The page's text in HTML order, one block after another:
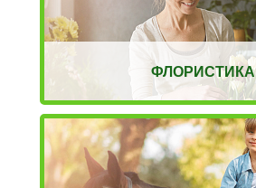
ФЛОРИСТИКА